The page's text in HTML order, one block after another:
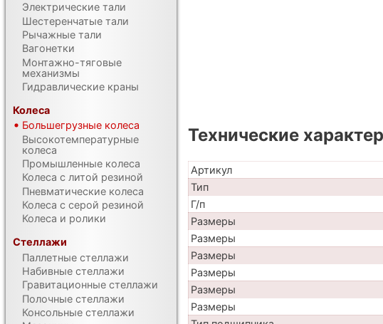
Технические
Артикул
Тип
Г/п
Размеры
Размеры
Размеры
Размеры
Размеры
Размеры
Электрические тали
Шестеренчатые тали
Рычажные тали
Вагонетки
Монтажно-тяговые
механизмы
Гидравлические краны
Колеса
Большегрузные колеса
Высокотемпературные
колеса
Промышленные колеса
Колеса с литой резиной
Пневматические колеса
Колеса с серой резиной
Колеса и ролики
Стеллажи
Паллетные стеллажи
Набивные стеллажи
Гравитационные стеллажи
Полочные стеллажи
Консольные стеллажи